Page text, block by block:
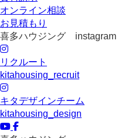
オンライン相談
お見積もり
喜多ハウジング instagram
リクルート
kitahousing_recruit
キタデザインチーム
kitahousing_design